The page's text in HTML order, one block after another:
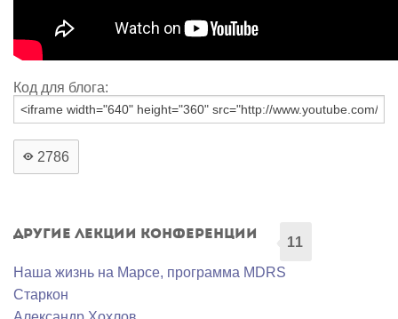
Код для блога:
2786
Другие лекции конференции
11
Наша жизнь на Марсе, программа MDRS
Старкон